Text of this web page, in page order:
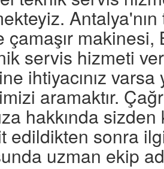
makinesi,
servis hizmeti
ihtiyacınız varsa
aramaktır.
hakkında
edildikten sonra
uzman ekip